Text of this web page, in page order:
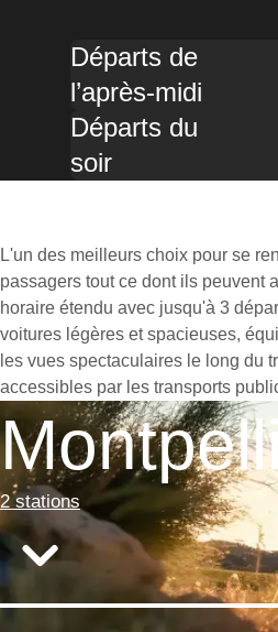
Départs de
l’après-midi
Départs du
soir
L'un des meilleurs choix pour se
passagers tout ce dont ils peuvent
horaire étendu avec jusqu'à 3
voitures légères et spacieuses,
les vues spectaculaires le long du
accessibles par les transports
2 stations